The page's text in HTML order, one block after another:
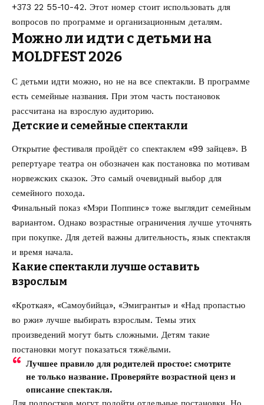
+373 22 55-10-42. Этот номер стоит использовать для
вопросов по программе и организационным деталям.
Можно ли идти с детьми на
MOLDFEST 2026
С детьми идти можно, но не на все спектакли. В программе
есть семейные названия. При этом часть постановок
рассчитана на взрослую аудиторию.
Детские и семейные спектакли
Открытие фестиваля пройдёт со спектаклем «99 зайцев». В
репертуаре театра он обозначен как постановка по мотивам
норвежских сказок. Это самый очевидный выбор для
семейного похода.
Финальный показ «Мэри Поппинс» тоже выглядит семейным
вариантом. Однако возрастные ограничения лучше уточнять
при покупке. Для детей важны длительность, язык спектакля
и время начала.
Какие спектакли лучше оставить
взрослым
«Кроткая», «Самоубийца», «Эмигранты» и «Над пропастью
во ржи» лучше выбирать взрослым. Темы этих
произведений могут быть сложными. Детям такие
постановки могут показаться тяжёлыми.
Лучшее правило для родителей простое: смотрите
не только название. Проверяйте возрастной ценз и
описание спектакля.